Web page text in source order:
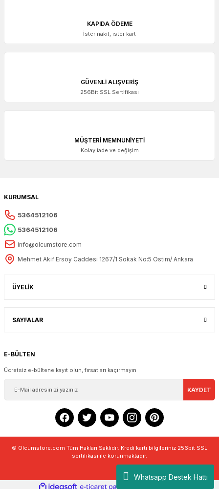
Whatsapp Destek Hattı
KAPIDA ÖDEME
İster nakit, ister kart
GÜVENLİ ALIŞVERİŞ
256Bit SSL Sertifikası
MÜŞTERİ MEMNUNİYETİ
Kolay iade ve değişim
KURUMSAL
5364512106
5364512106
info@olcumstore.com
Mehmet Akif Ersoy Caddesi 1267/1 Sokak No:5 Ostim/ Ankara
ÜYELİK
SAYFALAR
E-BÜLTEN
Ücretsiz e-bültene kayıt olun, fırsatları kaçırmayın
KAYDET
© Olcumstore.com Tüm Hakları Saklıdır. Kredi kartı bilgileriniz 256bit SSL
sertifikası ile korunmaktadır.
ideasoft